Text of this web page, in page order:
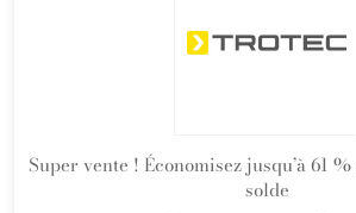
Super vente ! Économisez jusqu’à 61
solde